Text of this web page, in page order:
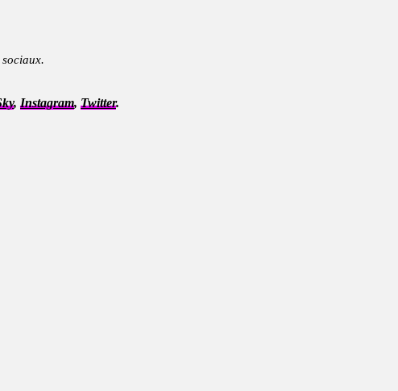
, Instagram, Twitter.